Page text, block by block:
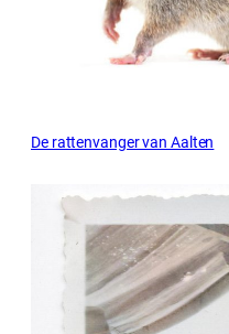
De rattenvanger van Aalten